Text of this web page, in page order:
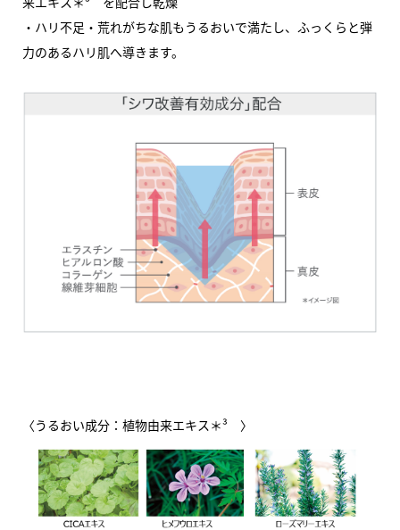
・ハリ不足・荒れがちな肌もうるおいで満たし、ふっくらと弾
力のあるハリ肌へ導きます。
〈うるおい成分：植物由来エキス＊³ 〉